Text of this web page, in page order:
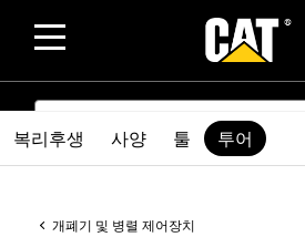
SEARCH
개폐기 및 병렬 제어장치
복리후생 사양 툴 투어